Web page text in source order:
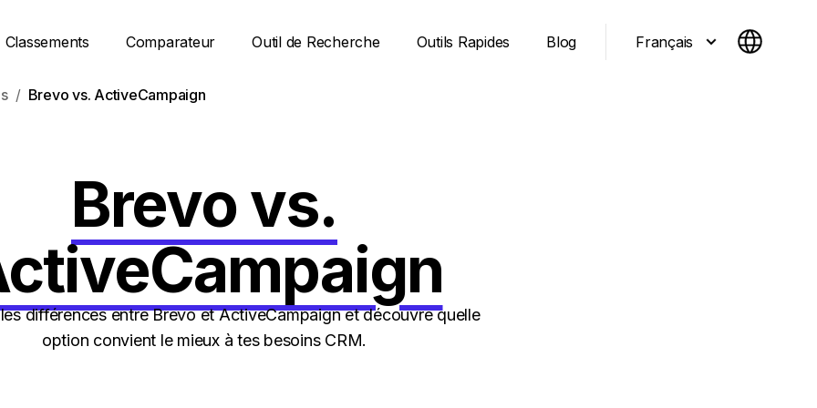
Classements Comparateur Outil de Recherche Outils Rapides Blog Français
Brevo vs. ActiveCampaign
Brevo vs.
différences entre Brevo et ActiveCampaign et découvre quelle
option convient le mieux à tes besoins CRM.